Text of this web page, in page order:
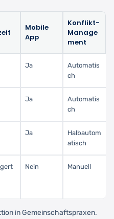
Mobile
App
Konflikt-
Manage
ment
Ja
Automatis
ch
Ja
Automatis
ch
Ja
Halbautom
atisch
Nein Manuell
in Gemeinschaftspraxen.